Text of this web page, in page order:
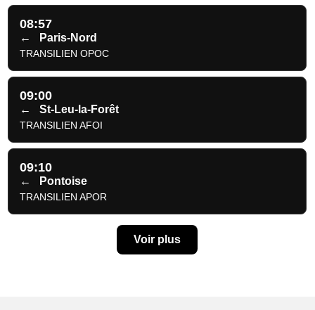
08:57
← Paris-Nord
TRANSILIEN OPOC
09:00
← St-Leu-la-Forêt
TRANSILIEN AFOI
09:10
← Pontoise
TRANSILIEN APOR
Voir plus